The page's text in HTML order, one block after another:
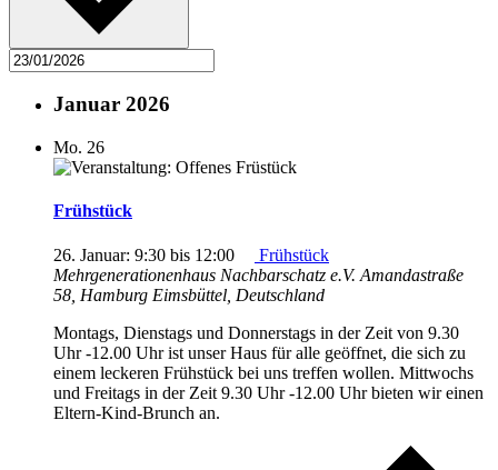
Januar 2026
Mo. 26
Frühstück
26. Januar: 9:30 bis 12:00
Frühstück
Mehrgenerationenhaus Nachbarschatz e.V. Amandastraße
58, Hamburg Eimsbüttel, Deutschland
Montags, Dienstags und Donnerstags in der Zeit von 9.30
Uhr -12.00 Uhr ist unser Haus für alle geöffnet, die sich zu
einem leckeren Frühstück bei uns treffen wollen. Mittwochs
und Freitags in der Zeit 9.30 Uhr -12.00 Uhr bieten wir einen
Eltern-Kind-Brunch an.